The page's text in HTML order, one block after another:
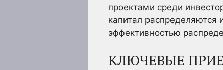
проектами среди
капитал распределяются
эффективностью
КЛЮЧЕВЫЕ